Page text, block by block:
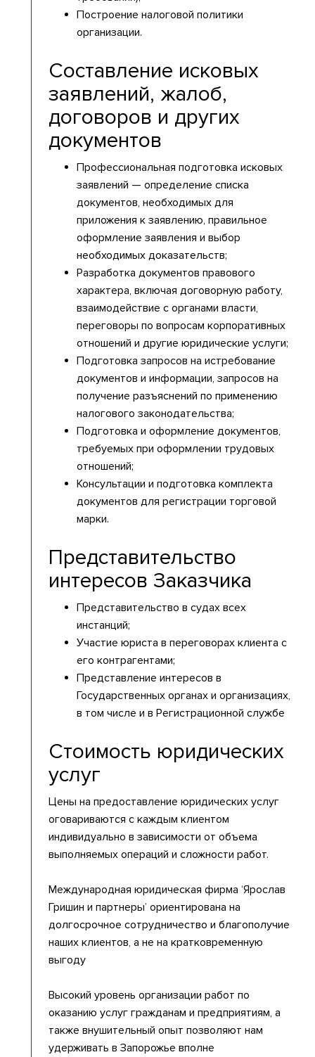
Построение налоговой политики
организации.
Составление исковых
заявлений, жалоб,
договоров и других
документов
Профессиональная подготовка исковых
заявлений — определение списка
документов, необходимых для
приложения к заявлению, правильное
оформление заявления и выбор
необходимых доказательств;
Разработка документов правового
характера, включая договорную работу,
взаимодействие с органами власти,
переговоры по вопросам корпоративных
отношений и другие юридические услуги;
Подготовка запросов на истребование
документов и информации, запросов на
получение разъяснений по применению
налогового законодательства;
Подготовка и оформление документов,
требуемых при оформлении трудовых
отношений;
Консультации и подготовка комплекта
документов для регистрации торговой
марки.
Представительство
интересов Заказчика
Представительство в судах всех
инстанций;
Участие юриста в переговорах клиента с
его контрагентами;
Представление интересов в
Государственных органах и организациях,
в том числе и в Регистрационной службе
Стоимость юридических
услуг
Цены на предоставление юридических услуг
оговариваются с каждым клиентом
индивидуально в зависимости от объема
выполняемых операций и сложности работ.
Международная юридическая фирма ‘Ярослав
Гришин и партнеры’ ориентирована на
долгосрочное сотрудничество и благополучие
наших клиентов, а не на кратковременную
выгоду
Высокий уровень организации работ по
оказанию услуг гражданам и предприятиям, а
также внушительный опыт позволяют нам
удерживать в Запорожье вполне